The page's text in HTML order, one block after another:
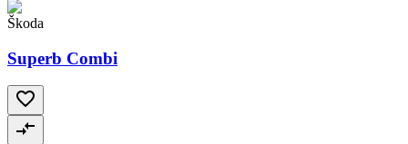
Škoda
Superb Combi